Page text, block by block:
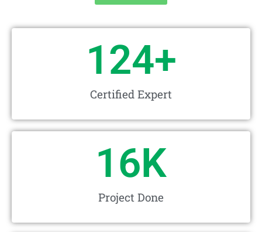
Certified Expert
124+
Project Done
16K